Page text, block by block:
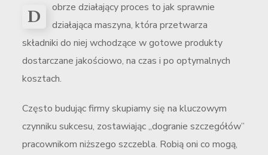
D
obrze działający proces to jak sprawnie
działająca maszyna, która przetwarza
składniki do niej wchodzące w gotowe produkty
dostarczane jakościowo, na czas i po optymalnych
kosztach.
Często budując firmy skupiamy się na kluczowym
czynniku sukcesu, zostawiając „dogranie szczegółów”
pracownikom niższego szczebla. Robią oni co mogą,